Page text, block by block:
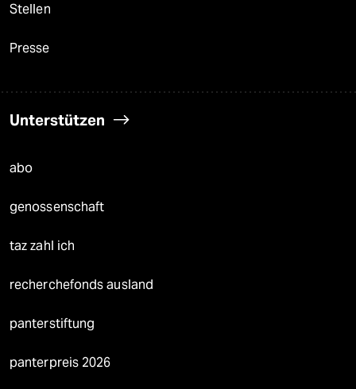
Stellen
Presse
Unterstützen
abo
genossenschaft
taz zahl ich
recherchefonds ausland
panterstiftung
panterpreis 2026